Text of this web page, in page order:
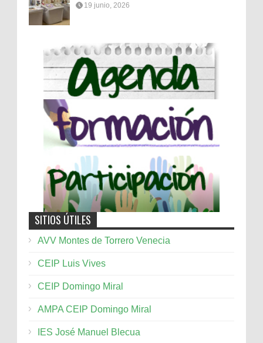
19 junio, 2026
SITIOS ÚTILES
AVV Montes de Torrero Venecia
CEIP Luis Vives
CEIP Domingo Miral
AMPA CEIP Domingo Miral
IES José Manuel Blecua